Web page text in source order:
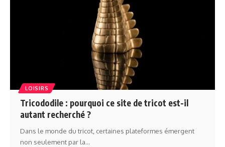
LOISIRS
Tricododile : pourquoi ce site de tricot est-il
autant recherché ?
Dans le monde du tricot, certaines plateformes émergent
non seulement par la…